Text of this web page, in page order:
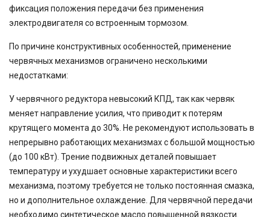
фиксация положения передачи без применения
электродвигателя со встроенным тормозом.
По причине конструктивных особенностей, применение
червячных механизмов ограничено несколькими
недостатками:
У червячного редуктора невысокий КПД, так как червяк
меняет направление усилия, что приводит к потерям
крутящего момента до 30%. Не рекомендуют использовать в
непрерывно работающих механизмах с большой мощностью
(до 100 кВт). Трение подвижных деталей повышает
температуру и ухудшает основные характеристики всего
механизма, поэтому требуется не только постоянная смазка,
но и дополнительное охлаждение. Для червячной передачи
необходимо синтетическое масло повышенной вязкости.